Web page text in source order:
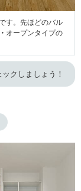
す。先ほどのバル
オープンタイプの
クしましょう！